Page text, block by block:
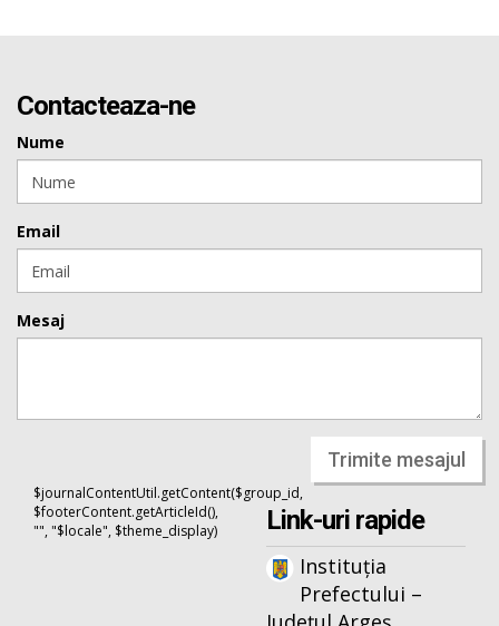
Contacteaza-ne
Nume
Email
Mesaj
Trimite mesajul
$journalContentUtil.getContent($group_id,
$footerContent.getArticleId(),
"", "$locale", $theme_display)
Link-uri rapide
Instituția
Prefectului –